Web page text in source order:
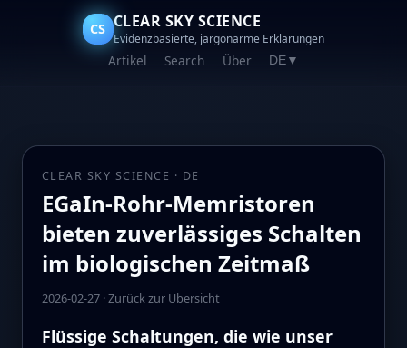
CS CLEAR SKY SCIENCE
Evidenzbasierte, jargonarme Erklärungen
Artikel Search Über DE▼
CLEAR SKY SCIENCE · DE
EGaIn-Rohr-Memristoren
bieten zuverlässiges Schalten
im biologischen Zeitmaß
2026-02-27·Zurück zur Übersicht
Flüssige Schaltungen, die wie unser